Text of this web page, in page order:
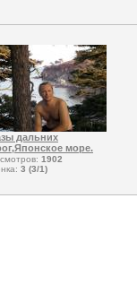
дальних
море.
1902
3 (3/1)